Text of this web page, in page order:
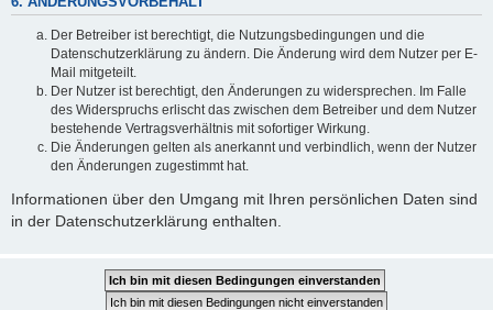
Der Betreiber ist berechtigt, die Nutzungsbedingungen und die
Datenschutzerklärung zu ändern. Die Änderung wird dem Nutzer per E-
Mail mitgeteilt.
Der Nutzer ist berechtigt, den Änderungen zu widersprechen. Im Falle
des Widerspruchs erlischt das zwischen dem Betreiber und dem Nutzer
bestehende Vertragsverhältnis mit sofortiger Wirkung.
Die Änderungen gelten als anerkannt und verbindlich, wenn der Nutzer
den Änderungen zugestimmt hat.
Informationen über den Umgang mit Ihren persönlichen Daten sind
in der Datenschutzerklärung enthalten.